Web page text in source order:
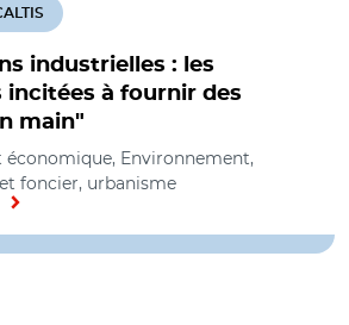
industrielles : les
à fournir des
main"
économique, Environnement,
foncier, urbanisme